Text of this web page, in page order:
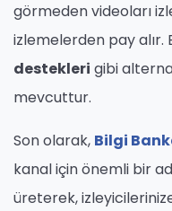
görmeden videoları
izlemelerden pay alır.
destekleri gibi
mevcuttur.
Son olarak, Bilgi
kanal için önemli bir
üreterek,